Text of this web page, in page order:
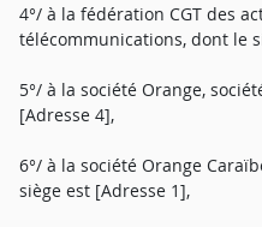
4°/ à la fédération CGT des
télécommunications, dont le
5°/ à la société Orange,
[Adresse 4],
6°/ à la société Orange
siège est [Adresse 1],